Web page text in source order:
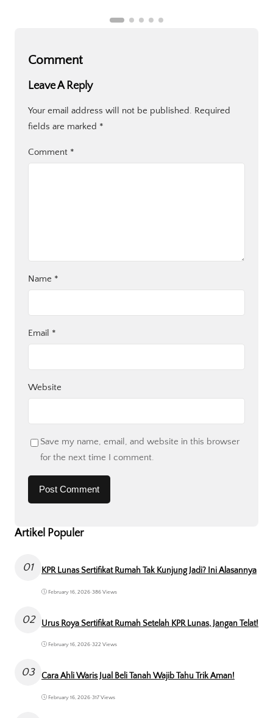
Comment
Leave A Reply
Your email address will not be published. Required
fields are marked *
Comment *
Name *
Email *
Website
Save my name, email, and website in this browser
for the next time I comment.
Artikel Populer
01 KPR Lunas Sertifikat Rumah Tak Kunjung Jadi? Ini Alasannya
February 16, 2026•386 Views
02 Urus Roya Sertifikat Rumah Setelah KPR Lunas, Jangan Telat!
February 16, 2026•322 Views
03 Cara Ahli Waris Jual Beli Tanah Wajib Tahu Trik Aman!
February 16, 2026• 317 Views